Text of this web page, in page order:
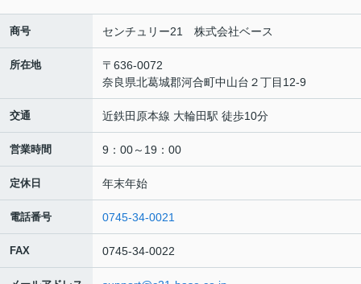
商号 センチュリー21 株式会社ベース
所在地
〒636-0072
奈良県北葛城郡河合町中山台２丁目12-9
交通 近鉄田原本線 大輪田駅 徒歩10分
営業時間 9：00～19：00
定休日 年末年始
電話番号 0745-34-0021
FAX 0745-34-0022